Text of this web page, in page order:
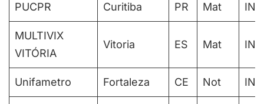
PUCPR Curitiba PR Mat
MULTIVIX
VITÓRIA
Vitoria ES Mat
Unifametro Fortaleza CE Not